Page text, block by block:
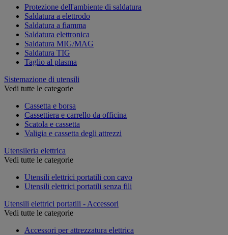
Protezione dell'ambiente di saldatura
Saldatura a elettrodo
Saldatura a fiamma
Saldatura elettronica
Saldatura MIG/MAG
Saldatura TIG
Taglio al plasma
Sistemazione di utensili
Vedi tutte le categorie
Cassetta e borsa
Cassettiera e carrello da officina
Scatola e cassetta
Valigia e cassetta degli attrezzi
Utensileria elettrica
Vedi tutte le categorie
Utensili elettrici portatili con cavo
Utensili elettrici portatili senza fili
Utensili elettrici portatili - Accessori
Vedi tutte le categorie
Accessori per attrezzatura elettrica